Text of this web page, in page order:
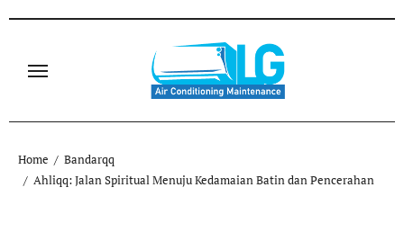
content
Home
Bandarqq
Ahliqq: Jalan Spiritual Menuju Kedamaian Batin dan Pencerahan